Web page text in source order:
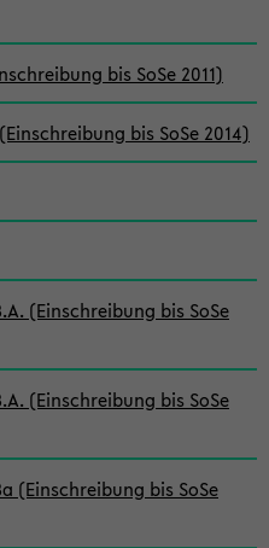
bis SoSe 2011)
bis SoSe 2014)
(Einschreibung bis SoSe
(Einschreibung bis SoSe
(Einschreibung bis SoSe